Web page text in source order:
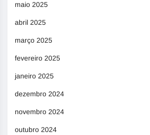
maio 2025
abril 2025
março 2025
fevereiro 2025
janeiro 2025
dezembro 2024
novembro 2024
outubro 2024